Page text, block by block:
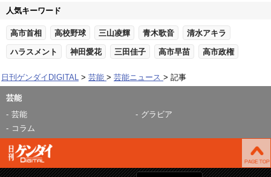
人気キーワード
高市首相 高校野球 三山凌輝 青木歌音 清水アキラ
ハラスメント 神田愛花 三田佳子 高市早苗 高市政権
日刊ゲンダイDIGITAL 芸能 芸能ニュース 記事
芸能
芸能
グラビア
コラム